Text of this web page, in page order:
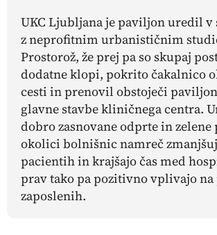
UKC Ljubljana je paviljon uredil v
z neprofitnim urbanističnim
Prostorož, že prej pa so skupaj
dodatne klopi, pokrito čakalnico
cesti in prenovil obstoječi
glavne stavbe kliničnega centra.
dobro zasnovane odprte in
okolici bolnišnic namreč
pacientih in krajšajo čas med
prav tako pa pozitivno vplivajo na
zaposlenih.